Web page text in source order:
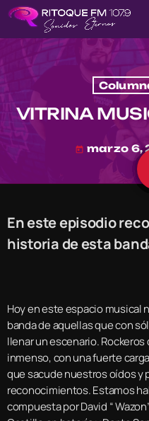
VITRINA
today marzo 6,
En este episodio
historia de esta
Hoy en este espacio musical
banda de aquellas que con
llenar un escenario.
inmenso, con una fuerte
que sacude nuestros oídos
reconocimientos. Estamos
compuesta por David “